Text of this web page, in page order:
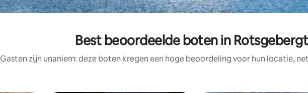
Best beoordeelde boten in
Gasten zijn unaniem: deze boten kregen een hoge beoordeling voor hun locatie,